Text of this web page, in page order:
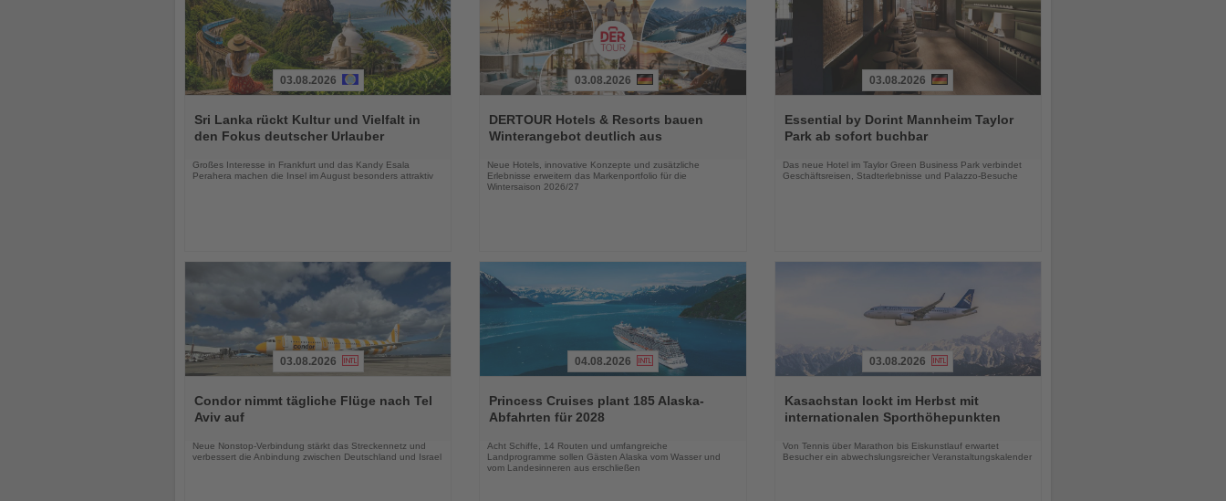
Sie
die
03.08.2026
Sri Lanka rückt Kultur und Vielfalt in
den Fokus deutscher Urlauber
Großes Interesse in Frankfurt und das Kandy Esala
Perahera machen die Insel im August besonders attraktiv
Sie
die
Nachrichten
03.08.2026
DERTOUR Hotels & Resorts bauen
Winterangebot deutlich aus
Neue Hotels, innovative Konzepte und zusätzliche
Erlebnisse erweitern das Markenportfolio für die
Wintersaison 2026/27
Sie
die
03.08.2026
Essential by Dorint Mannheim Taylor
Park ab sofort buchbar
Das neue Hotel im Taylor Green Business Park verbindet
Geschäftsreisen, Stadterlebnisse und Palazzo-Besuche
Sie
die
03.08.2026
Condor nimmt tägliche Flüge nach Tel
Aviv auf
Neue Nonstop-Verbindung stärkt das Streckennetz und
verbessert die Anbindung zwischen Deutschland und Israel
Sie
die
04.08.2026
Princess Cruises plant 185 Alaska-
Abfahrten für 2028
Acht Schiffe, 14 Routen und umfangreiche
Landprogramme sollen Gästen Alaska vom Wasser und
vom Landesinneren aus erschließen
Sie
die
03.08.2026
Kasachstan lockt im Herbst mit
internationalen Sporthöhepunkten
Von Tennis über Marathon bis Eiskunstlauf erwartet
Besucher ein abwechslungsreicher Veranstaltungskalender